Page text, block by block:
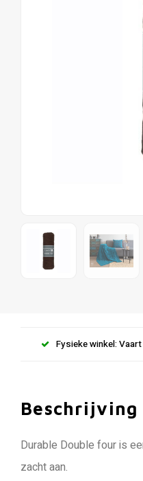
Fysieke winkel:
Beschrijving
Durable Double four is
zacht aan.